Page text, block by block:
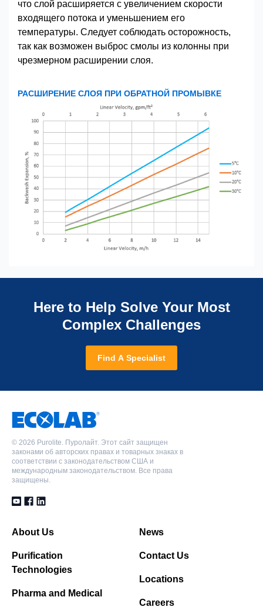
что слой расширяется с увеличением скорости
входящего потока и уменьшением его
температуры. Следует соблюдать осторожность,
так как возможен выброс смолы из колонны при
чрезмерном расширении слоя.
РАСШИРЕНИЕ СЛОЯ ПРИ ОБРАТНОЙ ПРОМЫВКЕ
Here to Help Solve Your Most
Complex Challenges
Find A Specialist
© 2026 Purolite. Пуролайт. Этот сайт защищен
законами об авторских правах и товарных знаках в
соответствии с законодательством США и
международным законодательством. Все права
защищены.
About Us
Purification
Technologies
Pharma and Medical
News
Contact Us
Locations
Careers